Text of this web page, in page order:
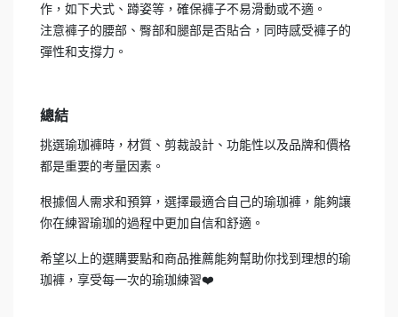
作，如下犬式、蹲姿等，確保褲子不易滑動或不適。
注意褲子的腰部、臀部和腿部是否貼合，同時感受褲子的
彈性和支撐力。
總結
挑選瑜珈褲時，材質、剪裁設計、功能性以及品牌和價格
都是重要的考量因素。
根據個人需求和預算，選擇最適合自己的瑜珈褲，能夠讓
你在練習瑜珈的過程中更加自信和舒適。
希望以上的選購要點和商品推薦能夠幫助你找到理想的瑜
珈褲，享受每一次的瑜珈練習❤️